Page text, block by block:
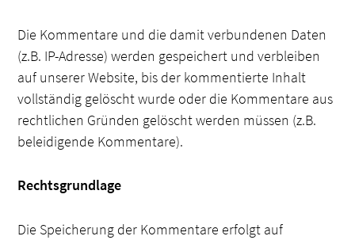
Die Kommentare und die damit verbundenen Daten
(z.B. IP-Adresse) werden gespeichert und verbleiben
auf unserer Website, bis der kommentierte Inhalt
vollständig gelöscht wurde oder die Kommentare aus
rechtlichen Gründen gelöscht werden müssen (z.B.
beleidigende Kommentare).
Rechtsgrundlage
Die Speicherung der Kommentare erfolgt auf